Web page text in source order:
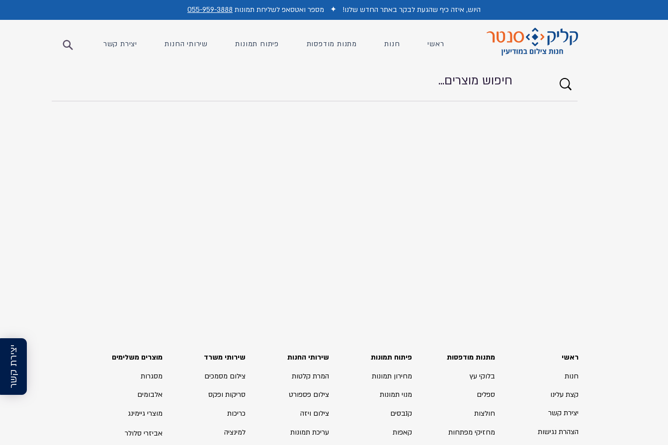
היוש, איזה כיף שהגעת לבקר באתר החדש שלנו! ✦ מספר ואטסאפ לשליחת תמונות 055-959-3888
ראשי חנות מתנות מודפסות פיתוח תמונות שירותי החנות יצירת קשר
יצירת קשר
מוצרים משלימים
מסגרות
אלבומים
מוצרי גיימינג
אביזרי סלולר
שירותי משרד
צילום מסמכים
סריקות ופקס
כריכות
למינציה
שירותי החנות
המרת קלטות
צילום פספורט
צילום ויזה
עריכת תמונות
פיתוח תמונות
מחירון תמונות
מנוי תמונות
קנבסים
קאפות
מתנות מודפסות
בלוקי עץ
ספלים
חולצות
מחזיקי מפתחות
ראשי
חנות
קצת עלינו
יצירת קשר
הצהרת נגישות